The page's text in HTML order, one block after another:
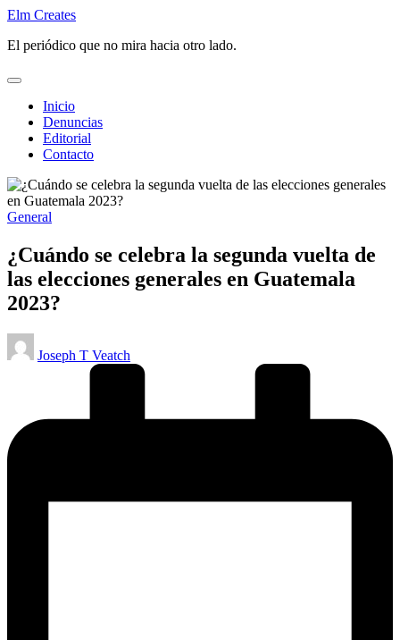
Saltar
contenido
Elm Creates
El periódico que no mira hacia otro lado.
Inicio
Denuncias
Editorial
Contacto
Publicado
General
¿Cuándo se celebra la segunda vuelta de
las elecciones generales en Guatemala
2023?
Publicado
por
Joseph T Veatch